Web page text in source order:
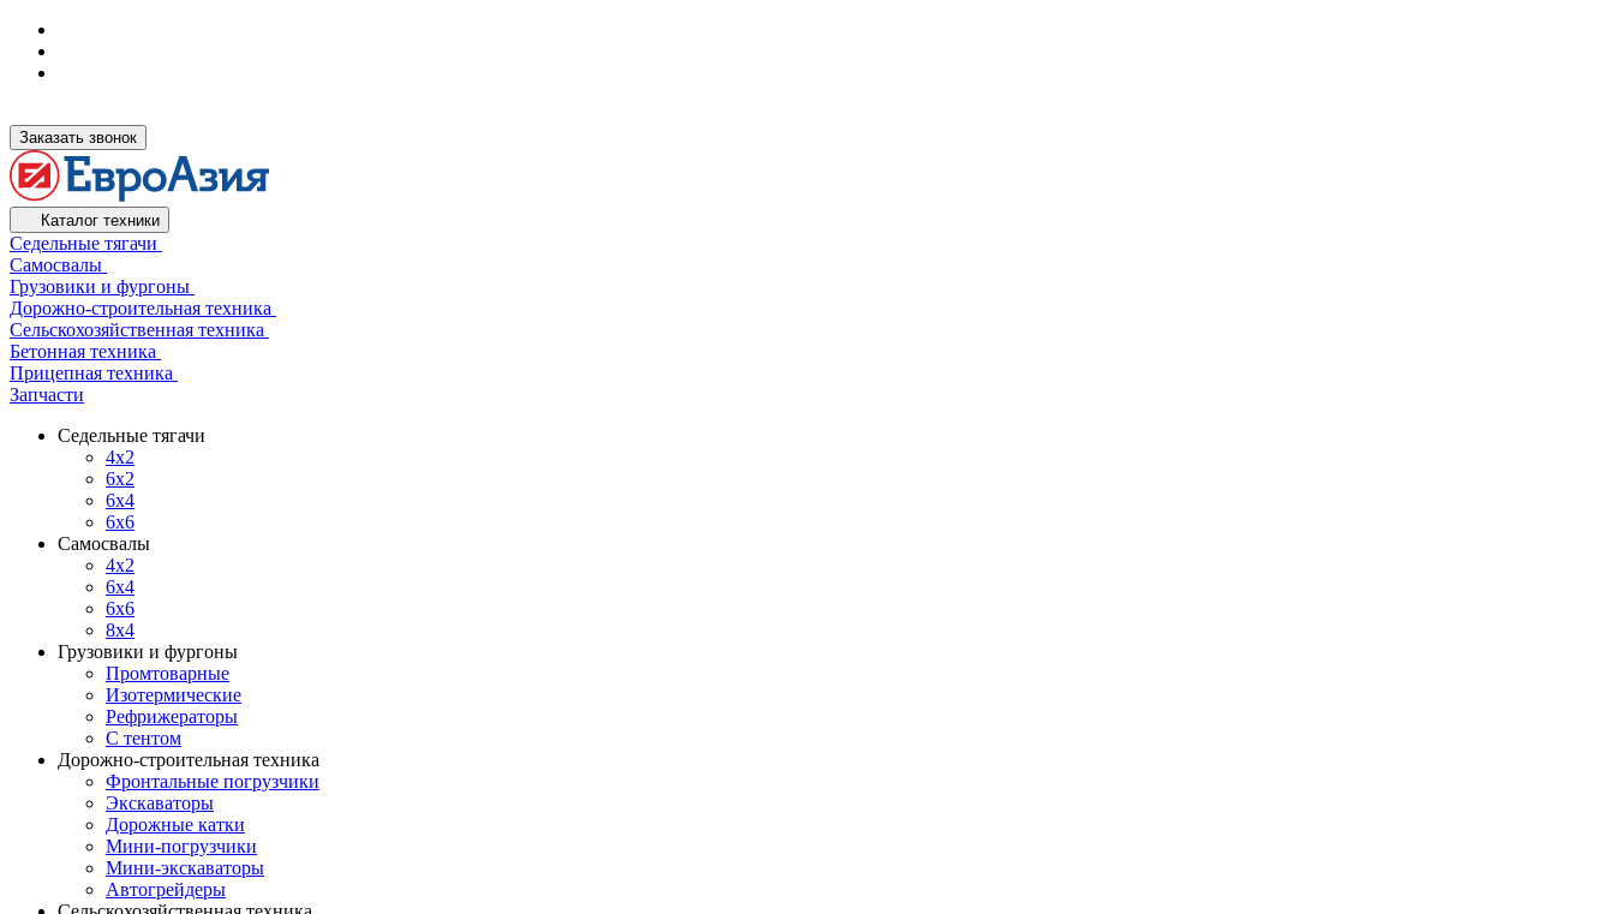
Заказать звонок
Каталог техники
Седельные тягачи
Самосвалы
Грузовики и фургоны
Дорожно-строительная техника
Сельскохозяйственная техника
Бетонная техника
Прицепная техника
Запчасти
Седельные тягачи
4x2
6x2
6x4
6x6
Самосвалы
4x2
6x4
6x6
8x4
Грузовики и фургоны
Промтоварные
Изотермические
Рефрижераторы
С тентом
Дорожно-строительная техника
Фронтальные погрузчики
Экскаваторы
Дорожные катки
Мини-погрузчики
Мини-экскаваторы
Автогрейдеры